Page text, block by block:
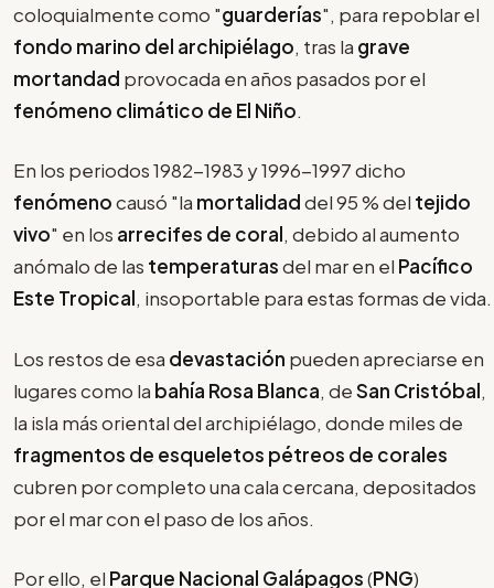
coloquialmente como "guarderías", para repoblar el
fondo marino del archipiélago, tras la grave
mortandad provocada en años pasados por el
fenómeno climático de El Niño.
En los periodos 1982-1983 y 1996-1997 dicho
fenómenocausó "la mortalidaddel 95 % del tejido
vivo" en los arrecifes de coral, debido al aumento
anómalo de las temperaturasdel mar en el Pacífico
Este Tropical, insoportable para estas formas de vida.
Los restos de esa devastación pueden apreciarse en
lugares como la bahía Rosa Blanca, deSan Cristóbal,
la isla más oriental del archipiélago, donde miles de
fragmentos de esqueletos pétreos de corales
cubren por completo una cala cercana, depositados
por el mar con el paso de los años.
Por ello, el Parque Nacional Galápagos(PNG)